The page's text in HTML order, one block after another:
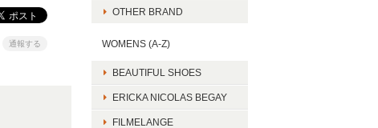
通報する
OTHER BRAND
WOMENS (A-Z)
BEAUTIFUL SHOES
ERICKA NICOLAS BEGAY
FILMELANGE